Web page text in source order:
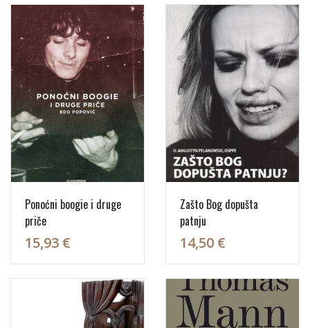
Ponoćni boogie i druge
priče
15,93 €
Zašto Bog dopušta
patnju
14,50 €